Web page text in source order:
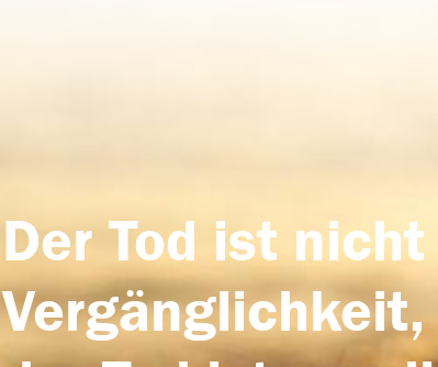
Der Tod ist
Vergänglichkeit,